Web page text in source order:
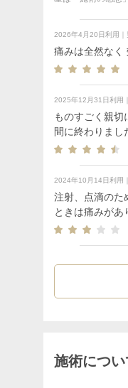
2026年4月20日利用
痛みは全然なく
2025年12月31日利用
ものすごく親切
間に終わりまし
2024年10月14日利用
注射、点滴のた
ときは痛みがあ
た。
施術につい